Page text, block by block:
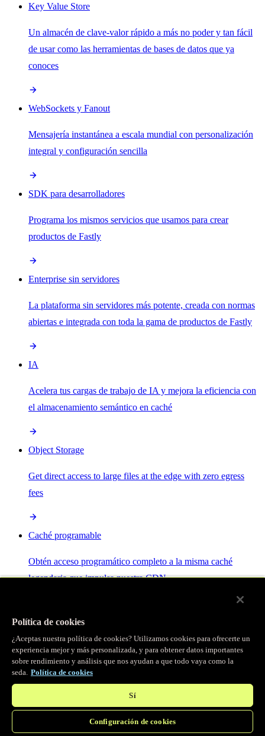
Key Value Store
Un almacén de clave-valor rápido a más no poder y tan fácil
de usar como las herramientas de bases de datos que ya
conoces
WebSockets y Fanout
Mensajería instantánea a escala mundial con personalización
integral y configuración sencilla
SDK para desarrolladores
Programa los mismos servicios que usamos para crear
productos de Fastly
Enterprise sin servidores
La plataforma sin servidores más potente, creada con normas
abiertas e integrada con toda la gama de productos de Fastly
IA
Acelera tus cargas de trabajo de IA y mejora la eficiencia con
el almacenamiento semántico en caché
Object Storage
Get direct access to large files at the edge with zero egress
fees
Caché programable
Obtén acceso programático completo a la misma caché
legendaria que impulsa nuestra CDN.
Servidor MCP
Control por IA para tus servicios Fastly.
Política de cookies
¿Aceptas nuestra política de cookies? Utilizamos cookies para ofrecerte un
experiencia mejor y más personalizada, y para obtener datos importantes
sobre rendimiento y análisis que nos ayudan a que todo vaya como la
seda. Política de cookies
Sí
Configuración de cookies